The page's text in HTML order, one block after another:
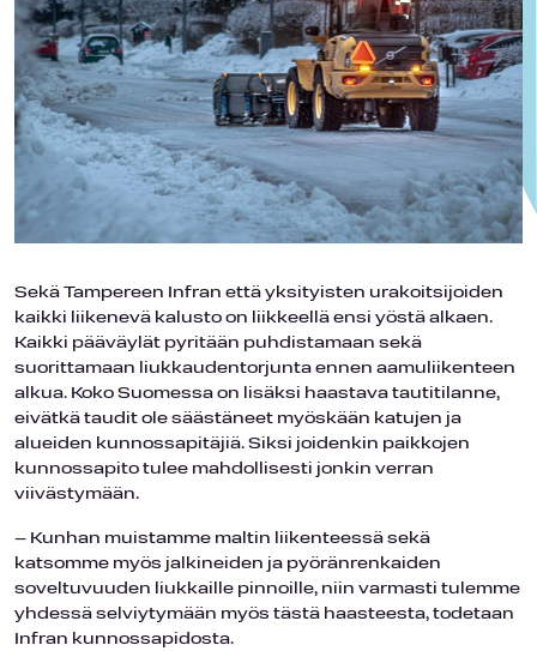
Sekä Tampereen Infran että yksityisten urakoitsijoiden
kaikki liikenevä kalusto on liikkeellä ensi yöstä alkaen.
Kaikki pääväylät pyritään puhdistamaan sekä
suorittamaan liukkaudentorjunta ennen aamuliikenteen
alkua. Koko Suomessa on lisäksi haastava tautitilanne,
eivätkä taudit ole säästäneet myöskään katujen ja
alueiden kunnossapitäjiä. Siksi joidenkin paikkojen
kunnossapito tulee mahdollisesti jonkin verran
viivästymään.
– Kunhan muistamme maltin liikenteessä sekä
katsomme myös jalkineiden ja pyöränrenkaiden
soveltuvuuden liukkaille pinnoille, niin varmasti tulemme
yhdessä selviytymään myös tästä haasteesta, todetaan
Infran kunnossapidosta.